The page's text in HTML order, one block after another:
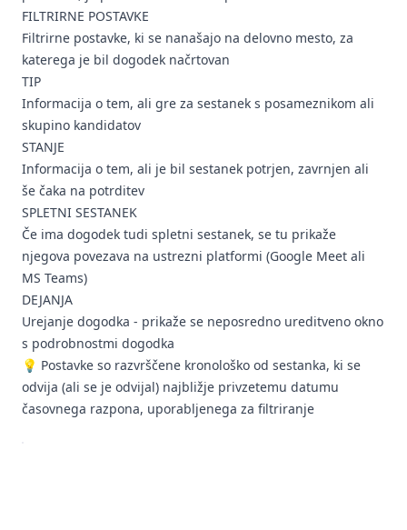
FILTRIRNE POSTAVKE
Filtrirne postavke, ki se nanašajo na delovno mesto, za
katerega je bil dogodek načrtovan
TIP
Informacija o tem, ali gre za sestanek s posameznikom ali
skupino kandidatov
STANJE
Informacija o tem, ali je bil sestanek potrjen, zavrnjen ali
še čaka na potrditev
SPLETNI SESTANEK
Če ima dogodek tudi spletni sestanek, se tu prikaže
njegova povezava na ustrezni platformi (Google Meet ali
MS Teams)
DEJANJA
Urejanje dogodka - prikaže se neposredno ureditveno okno
s podrobnostmi dogodka
💡 Postavke so razvrščene kronološko od sestanka, ki se
odvija (ali se je odvijal) najbližje privzetemu datumu
časovnega razpona, uporabljenega za filtriranje